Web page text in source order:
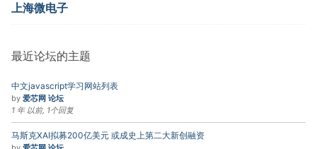
上海微电子
最近论坛的主题
中文javascript学习网站列表
by 爱芯网 论坛
1 年 以前, 1个回复
马斯克XAI拟募200亿美元 或成史上第二大新创融资